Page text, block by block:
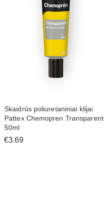
Skaidrūs poliuretaniniai klijai
Pattex Chemopren Transparent,
50ml
€3.69